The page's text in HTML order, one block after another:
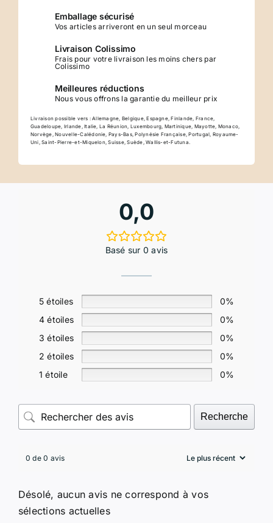
Emballage sécurisé
Vos articles arriveront en un seul morceau
Livraison Colissimo
Frais pour votre livraison les moins chers par
Colissimo
Meilleures réductions
Nous vous offrons la garantie du meilleur prix
Livraison possible vers : Allemagne, Belgique, Espagne, Finlande, France,
Guadeloupe, Irlande, Italie, La Réunion, Luxembourg, Martinique, Mayotte, Monaco,
Norvège, Nouvelle-Calédonie, Pays-Bas, Polynésie Française, Portugal, Royaume-
Uni, Saint-Pierre-et-Miquelon, Suisse, Suède, Wallis-et-Futuna.
0,0
Basé sur 0 avis
5 étoiles
0%
4 étoiles
0%
3 étoiles
0%
2 étoiles
0%
1 étoile
0%
Recherche
0 de 0 avis
Désolé, aucun avis ne correspond à vos
sélections actuelles